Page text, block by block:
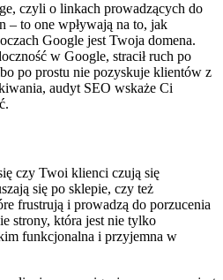
czyli o linkach prowadzących do
– to one wpływają na to, jak
Google jest Twoja domena.
w Google, stracił ruch po
po prostu nie pozyskuje klientów z
audyt SEO wskaże Ci
czy Twoi klienci czują się
się po sklepie, czy też
frustrują i prowadzą do porzucenia
strony, która jest nie tylko
funkcjonalna i przyjemna w